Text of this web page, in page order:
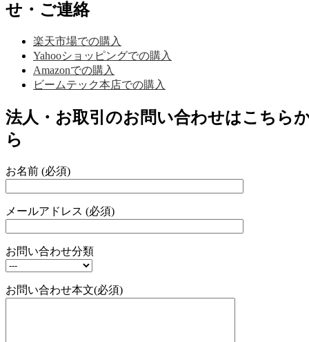
せ・ご連絡
楽天市場での購入
Yahooショッピングでの購入
Amazonでの購入
ビームテック本店での購入
法人・お取引のお問い合わせはこちら
ら
お名前 (必須)
メールアドレス (必須)
お問い合わせ分類
お問い合わせ本文(必須)